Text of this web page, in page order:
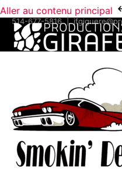
Aller au contenu principal
514-677-5816|